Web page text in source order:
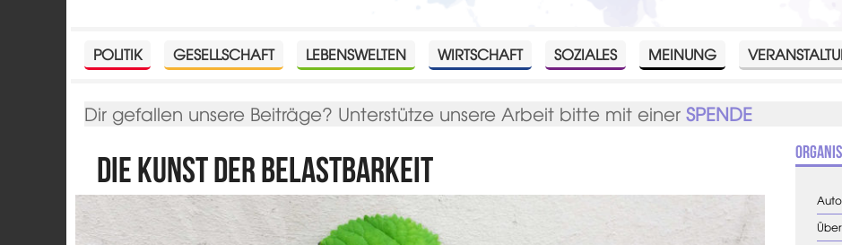
POLITIK GESELLSCHAFT LEBENSWELTEN WIRTSCHAFT SOZIALES MEINUNG
Dir gefallen unsere Beiträge? Unterstütze unsere Arbeit bitte mit einerSPENDE
Die Kunst der Belastbarkeit